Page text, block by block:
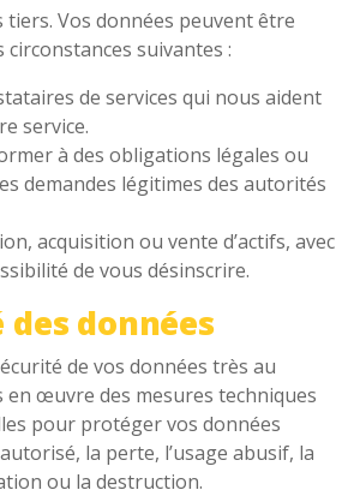
tiers. Vos données peuvent être
circonstances suivantes :
de services qui nous aident
service.
à des obligations légales ou
demandes légitimes des autorités
acquisition ou vente d’actifs, avec
de vous désinscrire.
des données
de vos données très au
œuvre des mesures techniques
pour protéger vos données
la perte, l’usage abusif, la
ou la destruction.